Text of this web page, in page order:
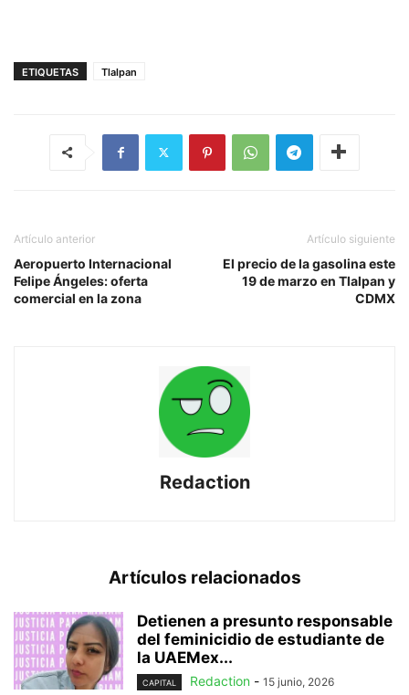
ETIQUETAS Tlalpan
Artículo anterior
Aeropuerto Internacional
Felipe Ángeles: oferta
comercial en la zona
Artículo siguiente
El precio de la gasolina este
19 de marzo en Tlalpan y
CDMX
Redaction
Artículos relacionados
Detienen a presunto responsable
del feminicidio de estudiante de
la UAEMex...
CAPITAL Redaction - 15 junio, 2026